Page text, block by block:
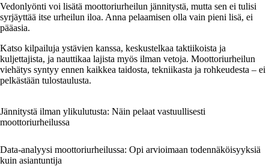
Vedonlyönti voi lisätä moottoriurheilun jännitystä, mutta sen ei tulisi
syrjäyttää itse urheilun iloa. Anna pelaamisen olla vain pieni lisä, ei
pääasia.
Katso kilpailuja ystävien kanssa, keskustelkaa taktiikoista ja
kuljettajista, ja nauttikaa lajista myös ilman vetoja. Moottoriurheilun
viehätys syntyy ennen kaikkea taidosta, tekniikasta ja rohkeudesta – ei
pelkästään tulostaulusta.
Jännitystä ilman ylikulutusta: Näin pelaat vastuullisesti
moottoriurheilussa
Data-analyysi moottoriurheilussa: Opi arvioimaan todennäköisyyksiä
kuin asiantuntija